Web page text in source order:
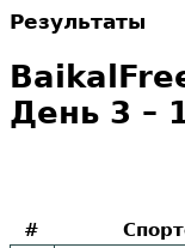
Результаты
День 3 –
#